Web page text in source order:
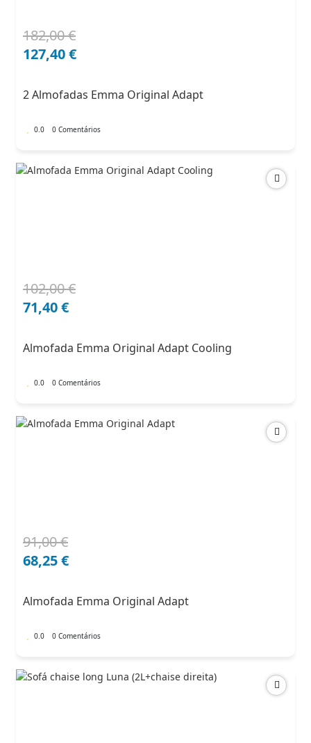
182,00€
O
preço
182,00 €.
127,40€
O
preço
127,40 €.
2 Almofadas Emma Original Adapt
0.0 0 Comentários
102,00€
O
preço
102,00 €.
71,40€
O
preço
71,40 €.
Almofada Emma Original Adapt Cooling
0.0 0 Comentários
91,00€
O
preço
91,00 €.
68,25€
O
preço
68,25 €.
Almofada Emma Original Adapt
0.0 0 Comentários